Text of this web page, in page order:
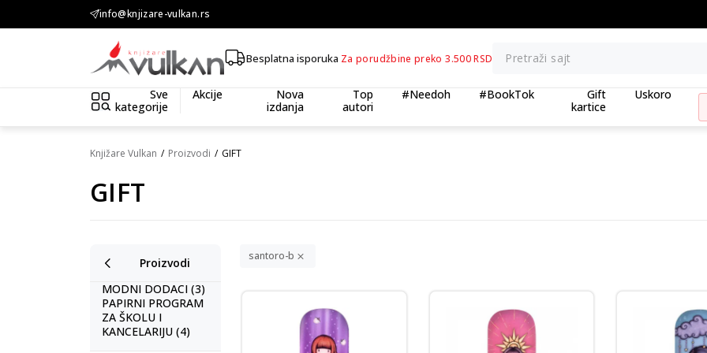
info@knjizare-vulkan.rs
KOLIČINSKI POPUST ::: Dodatnih 10% na tri kupljena artikla
Besplatna isporuka Za porudžbine preko 3.500 RSD Pretraži sajt
Sve
kategorije
Akcije
Nova
izdanja
Top
autori
#Needoh #BookTok
Gift
kartice
Uskoro
Knjižare Vulkan Proizvodi GIFT
GIFT
Proizvodi
MODNI DODACI (3)
PAPIRNI PROGRAM
ZA ŠKOLU I
KANCELARIJU (4)
santoro-b